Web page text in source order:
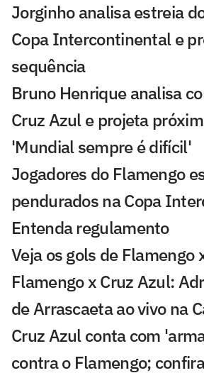
Jorginho analisa estreia
Copa Intercontinental e
sequência
Bruno Henrique analisa
Cruz Azul e projeta
'Mundial sempre é difícil'
Jogadores do Flamengo
pendurados na Copa
Entenda regulamento
Veja os gols de Flamengo
Flamengo x Cruz Azul:
de Arrascaeta ao vivo na
Cruz Azul conta com
contra o Flamengo;